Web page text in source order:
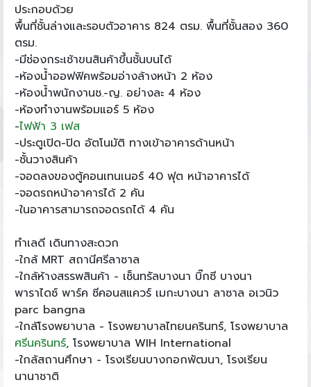
ประกอบด้วย
พื้นที่ชั้นล่างและรอบตัวอาคาร 824 ตรม. พื้นที่ชั้นสอง 360
ตรม.
-มีช่องกระเช้าขนสินค้าขึ้นชั้นบนได้
-ห้องน้ำออฟฟิคพร้อมอ่างล้างหน้า 2 ห้อง
-ห้องน้ำพนักงานช.-ญ. อย่างละ 4 ห้อง
-ห้องทำงานพร้อมแอร์ 5 ห้อง
-ไฟฟ้า 3 เฟส
-ประตูเปิด-ปิด อัตโนมัติ ทางเข้าอาคารด้านหน้า
-ชั้นวางสินค้า
-จอดลงของตู้คอนเทนเนอร์ 40 ฟุต หน้าอาคารได้
-จอดรถหน้าอาคารได้ 2 คัน
-ในอาคารสามารถจอดรถได้ 4 คัน
ทำเลดี เดินทางสะดวก
-ใกล้ MRT สถานีศรีลาซาล
-ใกล้ห้างสรรพสินค้า - เซ็นทรัลบางนา บิ๊กซี บางนา
พาราไดซ์ พาร์ค ซีคอนสแควร์ เมกะบางนา ลาซาล อเวนิว
parc bangna
-ใกล้โรงพยาบาล - โรงพยาบาลไทยนครินทร์, โรงพยาบาล
ศรีนครินทร์, โรงพยาบาล WIH International
-ใกล้สถานศึกษา - โรงเรียนบางกอกพัฒนา, โรงเรียน
นานาชาติ